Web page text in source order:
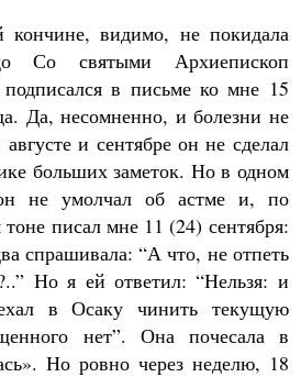
видимо, не покидала
Со святыми Архиепископ
в письме ко мне 15
Да, несомненно, и болезни не
и сентябре он не сделал
больших заметок. Но в одном
не умолчал об астме и, по
писал мне 11 (24) сентября:
спрашивала: “А что, не отпеть
Но я ей ответил: “Нельзя: и
в Осаку чинить текущую
нет”. Она почесала в
Но ровно через неделю, 18